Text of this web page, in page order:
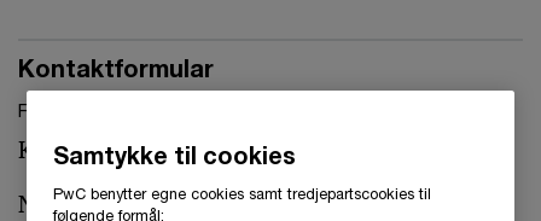
Kontaktformular
Felter, markeret med stjerne, skal udfyldes.(
Kontaktperson:Line Borregaard
Navn*
Samtykke til cookies
PwC benytter egne cookies samt tredjepartscookies til
følgende formål: